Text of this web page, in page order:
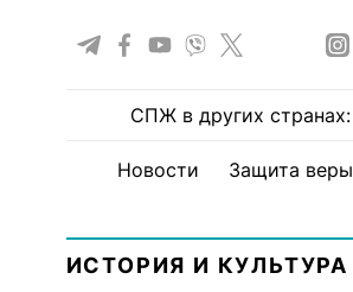
СПЖ в других странах:
Новости Защита веры
ИСТОРИЯ И КУЛЬТУРА